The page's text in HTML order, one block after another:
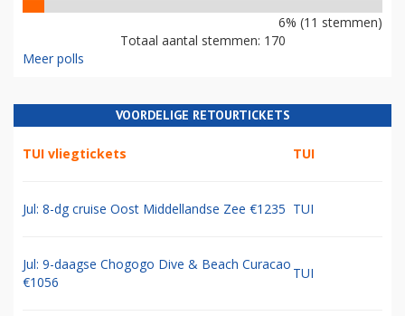
6% (11 stemmen)
Totaal aantal stemmen: 170
Meer polls
VOORDELIGE RETOURTICKETS
TUI vliegtickets TUI
Jul: 8-dg cruise Oost Middellandse Zee €1235 TUI
Jul: 9-daagse Chogogo Dive & Beach Curacao
€1056
TUI